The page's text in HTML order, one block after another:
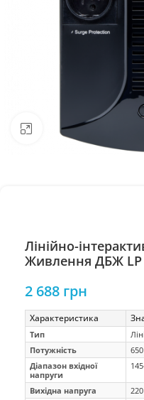
Натисніть, щоб
Лінійно-
Живлення ДБЖ LP
2 688 грн
Характеристика
Тип
Потужність
Діапазон вхідної
напруги
Вихідна напруга